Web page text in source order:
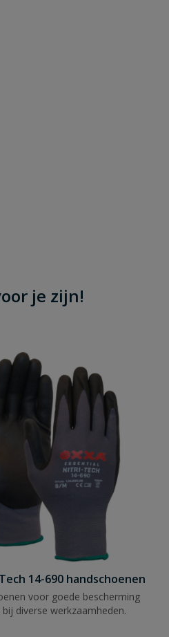
je zijn!
14-690 handschoenen
voor goede bescherming
diverse werkzaamheden.